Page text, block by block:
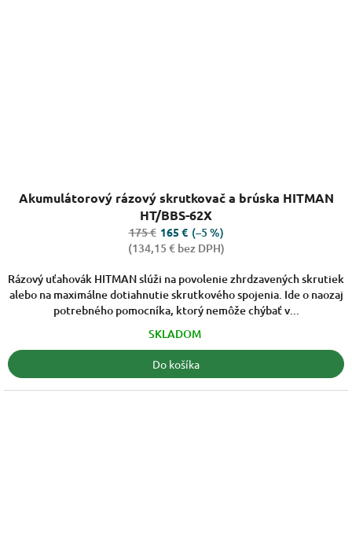
hodnotenie
produktu
je
3,8
5
hviezdičiek.
Akumulátorový rázový skrutkovač a brúska HITMAN
HT/BBS-62X
175 € 165 € (–5 %)
(134,15 € bez DPH)
Rázový uťahovák HITMAN slúži na povolenie zhrdzavených skrutiek
alebo na maximálne dotiahnutie skrutkového spojenia. Ide o naozaj
potrebného pomocníka, ktorý nemôže chýbať v...
SKLADOM
Do košíka